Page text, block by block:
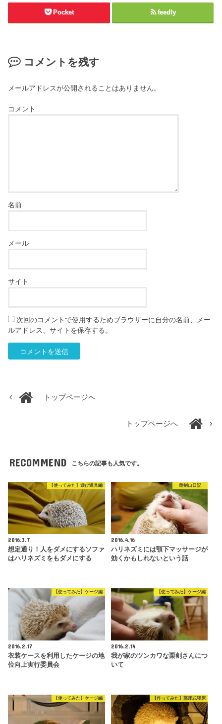
Pocket feedly
コメントを残す
メールアドレスが公開されることはありません。
コメント
名前
メール
サイト
次回のコメントで使用するためブラウザーに自分の名前、メー
ルアドレス、サイトを保存する。
トップページへ
トップページへ
RECOMMEND こちらの記事も人気です。
【使ってみた】遊び道具編
2016.3.7
想定通り！人をダメにするソファ
はハリネズミをもダメにする
栗剣山日記
2016.4.16
ハリネズミには顎下マッサージが
効くかもしれないという話
【使ってみた】ケージ編
2016.2.17
衣装ケースを利用したケージの地
位向上実行委員会
【使ってみた】ケージ編
2016.2.14
我が家のツンカワな栗剣さんにつ
いて
【使ってみた】ケージ編 【作ってみた】高床式寝床